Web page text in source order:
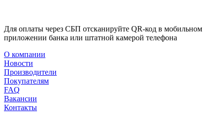
Для оплаты через СБП отсканируйте QR-код в мобильном
приложении банка или штатной камерой телефона
О компании
Новости
Производители
Покупателям
FAQ
Вакансии
Контакты